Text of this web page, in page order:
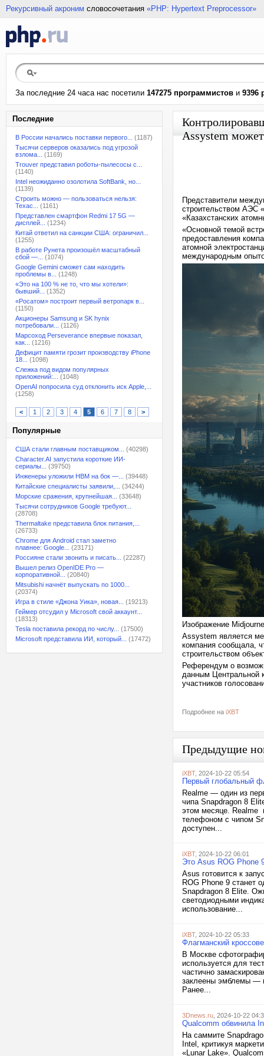
Рекурсивный акроним словосочетания «PHP: Hypertext Preprocessor»
За последние 24 часа нас посетили 147275 программистов и 9396
Последние
В России начались поставки первого...
(1187)
Тысячи серверов оказались под угрозой
взлома...
(1169)
Trouver представил роботы-пылесосы с...
(1140)
Intel неожиданно озолотила SoftBank, но...
(1139)
Строить можно — пользоваться нельзя:
Техас...
(1161)
Представлен смартфон Redmi 17 5G —
дисплей...
(1234)
Китай ответил на санкции США: ограничил...
(1255)
В работе Рунета произошёл масштабный
сбой —...
(1074)
Google Gemini сможет сам находить
проблемы в...
(1248)
«Это на 100 % не то, что мы хотели»:
бывший...
(1352)
«Росатом» построит первый ветропарк в...
(1150)
Акционеры Samsung и SK hynix
потребовали...
(1126)
Марсоход Perseverance впервые показал,
как...
(1216)
Дефицит памяти грозит производству iPhone
18...
(1098)
Слежка под видом популярных
приложений:...
(1048)
OpenAI попросила суд отклонить иск Apple,...
(1258)
< 1 2 3 4 5 6 7 8 >
Популярные
США стали главным поставщиком...
(40298)
Character.AI запустила короткие ИИ-
сериалы...
(39750)
Инженеры уложили HBM на бок —...
(39448)
Китайские специалисты заявили,...
(34244)
Морские сражения, крупнейшая...
(33648)
Тысячи сотрудников Google требуют...
(28708)
Thermaltake представила блок питания,...
(26733)
Chrome для Android стал заметно
плавнее: Google...
(23171)
Россияне стали звонить и писать...
(22287)
Вышел релиз OpenIDE Pro —
корпоративной...
(20840)
Mitsubishi начнёт выпускать по 1000...
(20374)
Игра в стиле «Джона Уика», новая...
(19213)
Геймер отсудил у Microsoft свой аккаунт...
(18313)
Tesla поставила рекорд по числу...
(17500)
Microsoft представила ИИ, который...
(17472)
Assystem
Представители
строительством АЭС
«Казахстанских
«Основной темой
предоставления
атомной
международным
Изображение
Assystem является
компания сообщала,
строительством
Референдум о
данным Центральной
участников
Подробнее на iXBT
Предыдущие
iXBT, 2024-10-22 05:54
Первый глобальный
Realme — один из
чипа Snapdragon 8
этом месяце. Realme
телефоном с чипом
доступен...
iXBT, 2024-10-22 06:01
Это Asus ROG Phone
Asus готовится к
ROG Phone 9 станет
Snapdragon 8 Elite.
светодиодными
использование...
iXBT, 2024-10-22 05:33
Флагманский
В Москве
используется для
частично
заклеены эмблемы —
Ранее...
3Dnews.ru , 2024-10-22
Qualcomm обвинила
На саммите
Intel, критикуя
«Lunar Lake».